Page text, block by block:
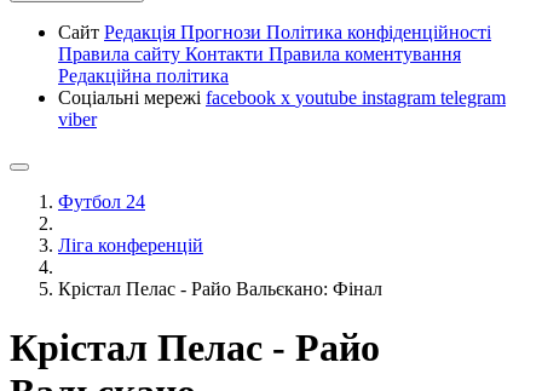
Сайт Редакція Прогнози Політика конфіденційності
Правила сайту Контакти Правила коментування
Редакційна політика
Соціальні мережі facebook x youtube instagram telegram
viber
Футбол 24
Ліга конференцій
Крістал Пелас - Райо Вальєкано: Фінал
Крістал Пелас - Райо